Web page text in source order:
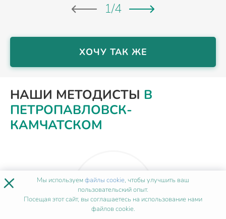
1/4
ХОЧУ ТАК ЖЕ
НАШИ МЕТОДИСТЫ В
ПЕТРОПАВЛОВСК-
КАМЧАТСКОМ
× Мы используемфайлы cookie, чтобы улучшить ваш
пользовательский опыт.
Посещая этот сайт, вы соглашаетесь на использование нами
файлов cookie.